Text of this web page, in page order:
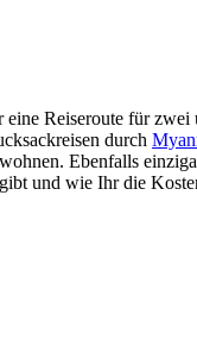
Reiseroute für zwei
durch
Ebenfalls
und wie Ihr die